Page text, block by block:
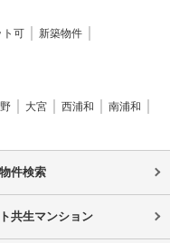
ト可
新築物件
大宮 西浦和
南浦和
件検索
共生マンション